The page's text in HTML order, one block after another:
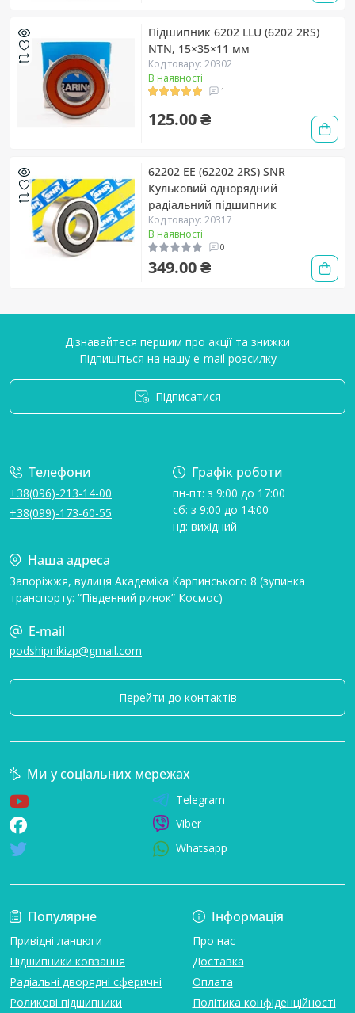
Підшипник 6202 LLU (6202 2RS)
NTN, 15×35×11 мм
Код товару: 20302
В наявності
1
125.00 ₴
62202 EE (62202 2RS) SNR
Кульковий однорядний
радіальний підшипник
Код товару: 20317
В наявності
0
349.00 ₴
Дізнавайтеся першим про акції та знижки
Підпишіться на нашу e-mail розсилку
Підписатися
Телефони
+38(096)-213-14-00
+38(099)-173-60-55
Графік роботи
пн-пт: з 9:00 до 17:00
сб: з 9:00 до 14:00
нд: вихідний
Наша адреса
Запоріжжя, вулиця Академіка Карпинського 8 (зупинка
транспорту: “Південний ринок” Космос)
E-mail
podshipnikizp@gmail.com
Перейти до контактів
Популярне
Привідні ланцюги
Підшипники ковзання
Радіальні дворядні сферичні
Роликові підшипники
Інформація
Про нас
Доставка
Оплата
Політика конфіденційності
Ми у соціальних мережах
Telegram
Viber
Whatsapp